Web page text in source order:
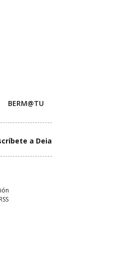
BERM@TU
a Deia